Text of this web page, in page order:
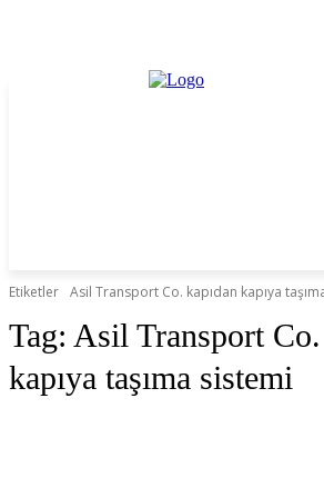
Etiketler Asil Transport Co. kapıdan kapıya
Tag: Asil Transport Co.
kapıya taşıma sistemi